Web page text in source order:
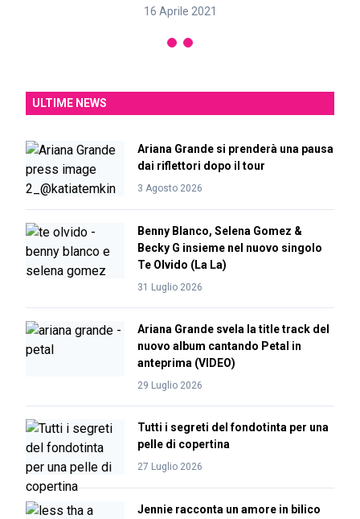
16 Aprile 2021
ULTIME NEWS
Ariana Grande si prenderà una pausa
dai riflettori dopo il tour
3 Agosto 2026
Benny Blanco, Selena Gomez &
Becky G insieme nel nuovo singolo
Te Olvido (La La)
31 Luglio 2026
Ariana Grande svela la title track del
nuovo album cantando Petal in
anteprima (VIDEO)
29 Luglio 2026
Tutti i segreti del fondotinta per una
pelle di copertina
27 Luglio 2026
Jennie racconta un amore in bilico